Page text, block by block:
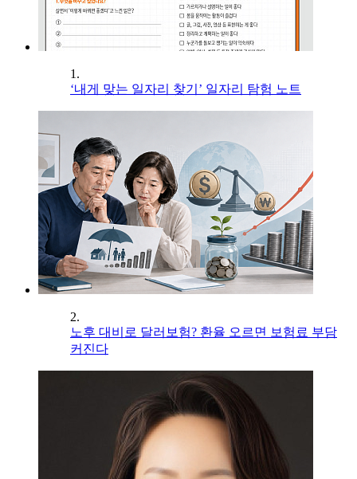
1.
‘내게 맞는 일자리 찾기’ 일자리 탐험 노트
2.
노후 대비로 달러보험? 환율 오르면 보험료 부담
커진다